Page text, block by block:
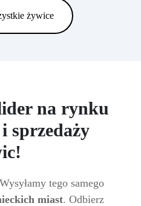
żywice
na rynku
sprzedaży
tego samego
miast. Odbierz